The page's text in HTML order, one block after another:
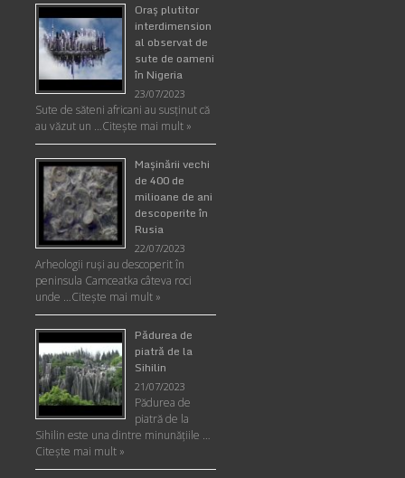
Oraş plutitor
interdimension
al observat de
sute de oameni
în Nigeria
23/07/2023
Sute de săteni africani au susținut că
au văzut un …Citește mai mult »
Maşinării vechi
de 400 de
milioane de ani
descoperite în
Rusia
22/07/2023
Arheologii ruşi au descoperit în
peninsula Camceatka câteva roci
unde …Citește mai mult »
Pădurea de
piatră de la
Sihilin
21/07/2023
Pădurea de
piatră de la
Sihilin este una dintre minunăţiile …
Citește mai mult »